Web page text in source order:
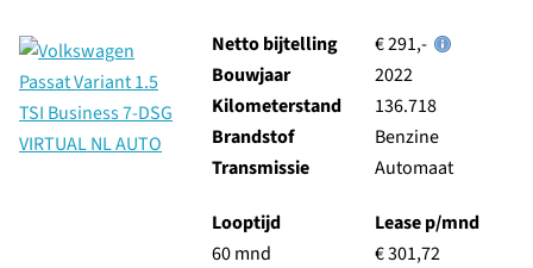
Netto bijtelling
€ 291,-
Bouwjaar
2022
Kilometerstand
136.718
Brandstof
Benzine
Transmissie
Automaat
Looptijd
60 mnd
Lease p/mnd
€ 301,72